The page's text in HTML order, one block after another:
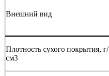
Внешний вид
Плотность сухого покрытия, г/
см3